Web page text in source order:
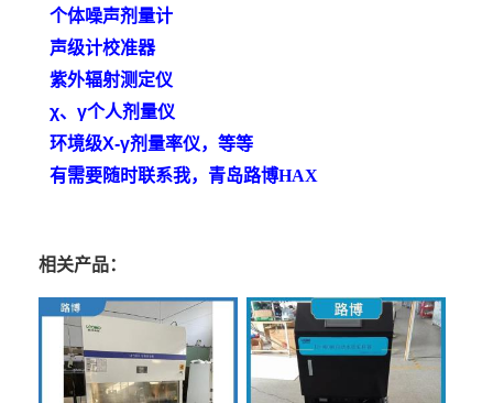
个体噪声剂量计
声级计校准器
紫外辐射测定仪
χ、γ个人剂量仪
环境级X-γ剂量率仪，等等
有需要随时联系我，青岛路博HAX
相关产品：